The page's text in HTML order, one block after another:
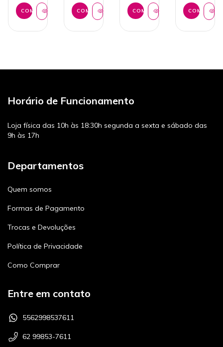
COMPRAR COMPRAR COMPRAR COMPRAR
Horário de Funcionamento
Loja física das 10h às 18:30h segunda a sexta e sábado das
9h às 17h
Departamentos
Quem somos
Formas de Pagamento
Trocas e Devoluções
Política de Privacidade
Como Comprar
Entre em contato
5562998537611
62 99853-7611